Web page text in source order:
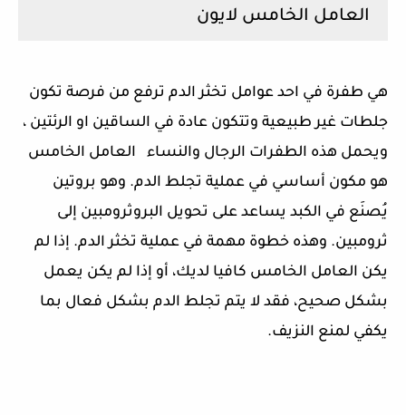
العامل الخامس لايون
هي طفرة في احد عوامل تخثر الدم ترفع من فرصة تكون
جلطات غير طبيعية وتتكون عادة في الساقين او الرئتين ،
ويحمل هذه الطفرات الرجال والنساء العامل الخامس
هو مكون أساسي في عملية تجلط الدم. وهو بروتين
يُصنَع في الكبد يساعد على تحويل البروثرومبين إلى
ثرومبين. وهذه خطوة مهمة في عملية تخثر الدم. إذا لم
يكن العامل الخامس كافيا لديك، أو إذا لم يكن يعمل
بشكل صحيح، فقد لا يتم تجلط الدم بشكل فعال بما
يكفي لمنع النزيف.